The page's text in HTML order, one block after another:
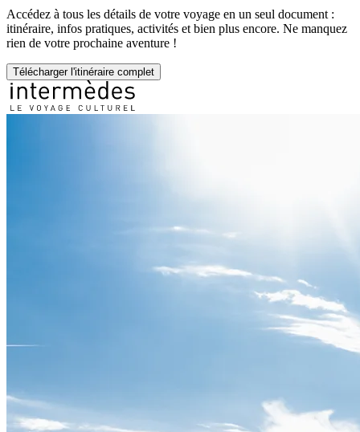
Accédez à tous les détails de votre voyage en un seul document :
itinéraire, infos pratiques, activités et bien plus encore. Ne manquez
rien de votre prochaine aventure !
Télécharger l'itinéraire complet